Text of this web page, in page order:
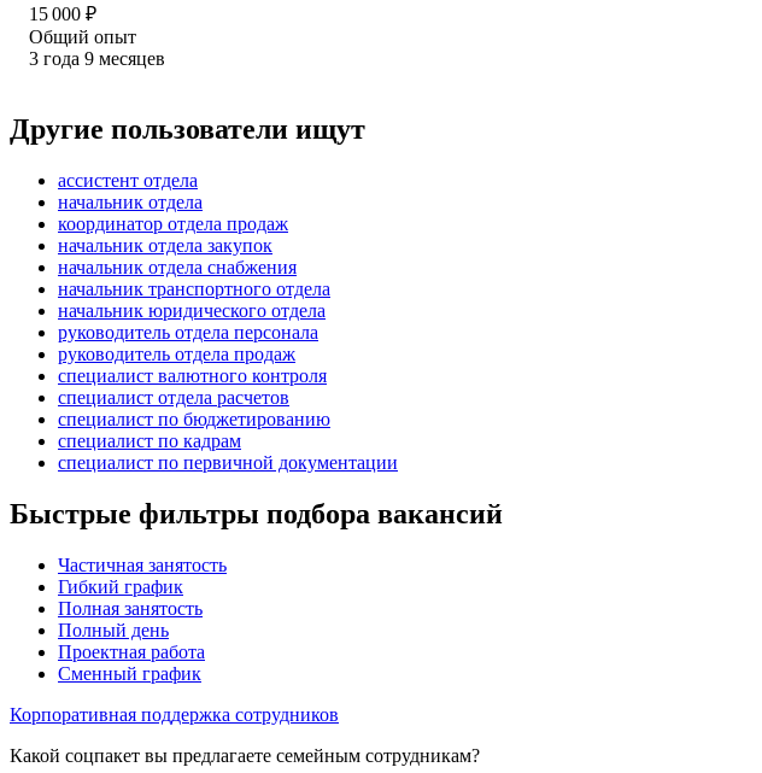
15 000 ₽
Общий опыт
3 года 9 месяцев
Другие пользователи ищут
ассистент отдела
начальник отдела
координатор отдела продаж
начальник отдела закупок
начальник отдела снабжения
начальник транспортного отдела
начальник юридического отдела
руководитель отдела персонала
руководитель отдела продаж
специалист валютного контроля
специалист отдела расчетов
специалист по бюджетированию
специалист по кадрам
специалист по первичной документации
Быстрые фильтры подбора вакансий
Частичная занятость
Гибкий график
Полная занятость
Полный день
Проектная работа
Сменный график
Корпоративная поддержка сотрудников
Какой соцпакет вы предлагаете семейным сотрудникам?